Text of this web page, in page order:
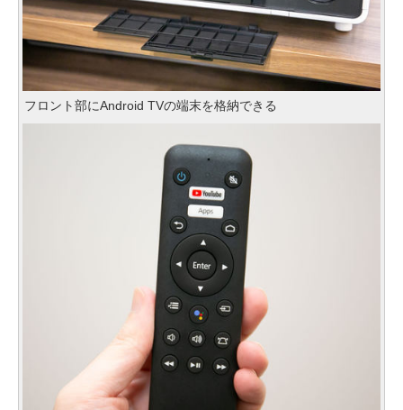
フロント部にAndroid TVの端末を格納できる